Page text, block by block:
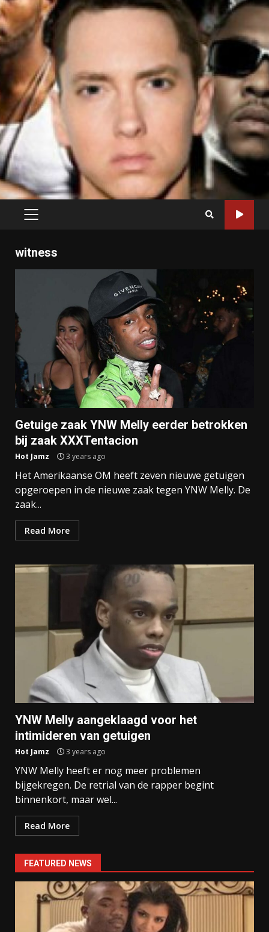
PRIMARY
witness
Getuige zaak YNW Melly eerder betrokken
bij zaak XXXTentacion
Hot Jamz 3 years ago
Het Amerikaanse OM heeft zeven nieuwe getuigen
opgeroepen in de nieuwe zaak tegen YNW Melly. De
zaak...
Read More
YNW Melly aangeklaagd voor het
intimideren van getuigen
Hot Jamz 3 years ago
YNW Melly heeft er nog meer problemen
bijgekregen. De retrial van de rapper begint
binnenkort, maar wel...
Read More
FEATURED NEWS